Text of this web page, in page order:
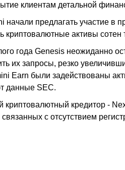
клиентам детальной
начали предлагать участие
криптовалютные активы
года Genesis неожиданно
их запросы, резко
Earn были задействованы
данные SEC.
криптовалютный кредитор -
с отсутствием